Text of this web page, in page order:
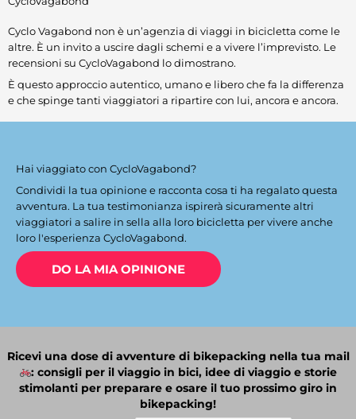
Cyclo Vagabond non è un’agenzia di viaggi in bicicletta come le
altre. È un invito a uscire dagli schemi e a vivere l’imprevisto. Le
recensioni su CycloVagabond lo dimostrano.
È questo approccio autentico, umano e libero che fa la differenza
e che spinge tanti viaggiatori a ripartire con lui, ancora e ancora.
Hai viaggiato con CycloVagabond?
Condividi la tua opinione e racconta cosa ti ha regalato questa
avventura. La tua testimonianza ispirerà sicuramente altri
viaggiatori a salire in sella alla loro bicicletta per vivere anche
loro l'esperienza CycloVagabond.
DO LA MIA OPINIONE
Ricevi una dose di avventure di bikepacking nella tua mail
: consigli per il viaggio in bici, idee di viaggio e storie
stimolanti per preparare e osare il tuo prossimo giro in
bikepacking!